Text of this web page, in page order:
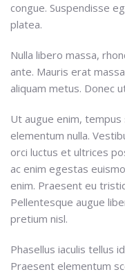
congue. Suspendisse
platea.
Nulla libero massa,
ante. Mauris erat
aliquam metus. Donec
Ut augue enim,
elementum nulla.
orci luctus et ultrices
ac enim egestas
enim. Praesent eu
Pellentesque augue
pretium nisl.
Phasellus iaculis tellus
Praesent elementum